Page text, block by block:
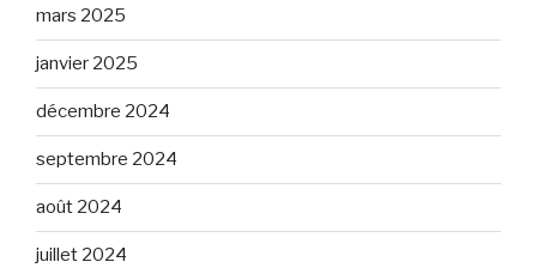
mars 2025
janvier 2025
décembre 2024
septembre 2024
août 2024
juillet 2024